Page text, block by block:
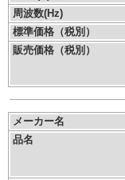
周波数(Hz)
標準価格（税別）
販売価格（税別）
メーカー名
品名